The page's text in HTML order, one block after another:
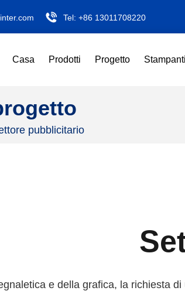
Tel: +86 13011708220
Casa Prodotti Progetto
pubblicitario
e della grafica, la richiesta